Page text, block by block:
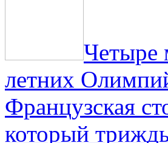
Четыре
летних
Французская
который